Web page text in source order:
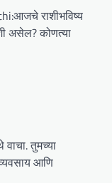
राशीभविष्य
असेल? कोणत्या
तुमच्या
आणि